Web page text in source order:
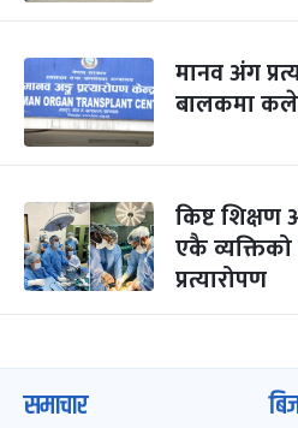
मानव अंग
बालकमा
किष्ट
एकै
प्रत्यारोपण
समाचार